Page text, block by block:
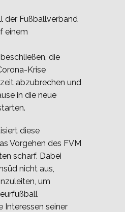
der Fußballverband
einem
die
Krise
abzubrechen und
in die neue
diese
Vorgehen des FVM
scharf. Dabei
nicht aus,
um
Interessen seiner